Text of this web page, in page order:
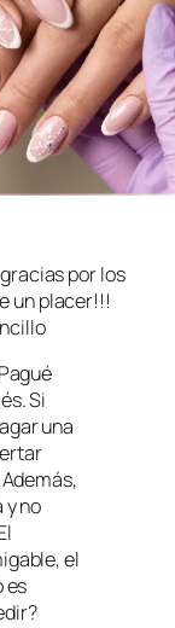
por los
un placer!!!
Si
una
y no
el
es